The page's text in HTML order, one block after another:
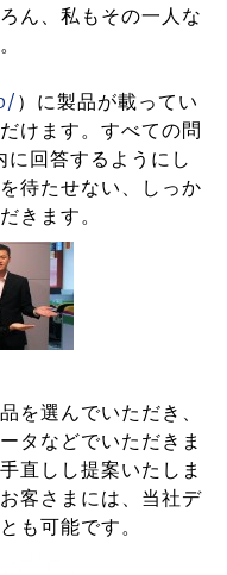
ん、私もその一人な
）に製品が載ってい
けます。すべての問
に回答するようにし
待たせない、しっか
きます。
を選んでいただき、
タなどでいただきま
直しし提案いたしま
客さまには、当社デ
も可能です。